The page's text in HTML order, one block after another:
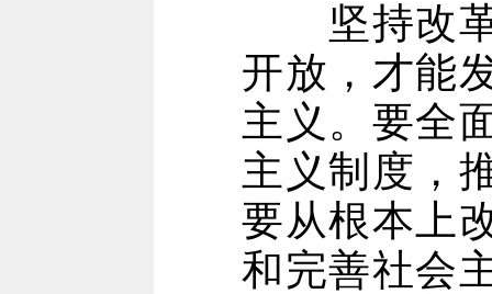
坚持改革
开放，才能
主义。要全
主义制度，
要从根本上
和完善社会